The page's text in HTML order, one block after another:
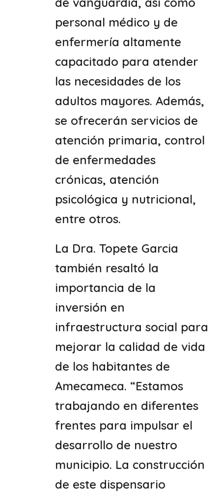
personal médico y de
enfermería altamente
capacitado para atender
las necesidades de los
adultos mayores. Además,
se ofrecerán servicios de
atención primaria, control
de enfermedades
crónicas, atención
psicológica y nutricional,
entre otros.
La Dra. Topete Garcia
también resaltó la
importancia de la
inversión en
infraestructura social para
mejorar la calidad de vida
de los habitantes de
Amecameca. “Estamos
trabajando en diferentes
frentes para impulsar el
desarrollo de nuestro
municipio. La construcción
de este dispensario